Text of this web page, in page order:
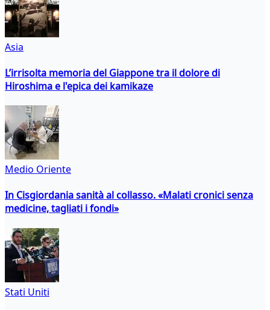
Asia
L’irrisolta memoria del Giappone tra il dolore di
Hiroshima e l'epica dei kamikaze
Medio Oriente
In Cisgiordania sanità al collasso. «Malati cronici senza
medicine, tagliati i fondi»
Stati Uniti